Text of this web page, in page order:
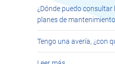
¿Dónde puedo
planes de
Tengo una avería, ¿con